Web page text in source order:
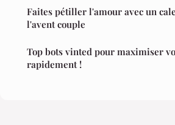
Faites pétiller l'amour avec un
l'avent couple
Top bots vinted pour maximiser
rapidement !